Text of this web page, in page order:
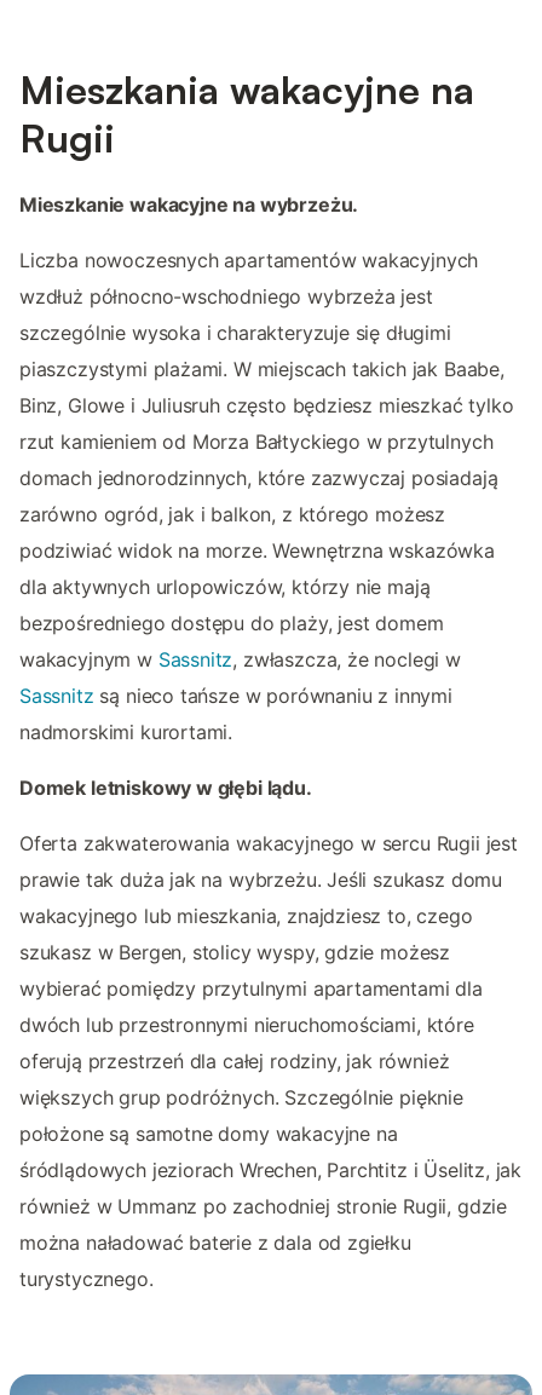
Mieszkania wakacyjne na
Rugii
Mieszkanie wakacyjne na wybrzeżu.
Liczba nowoczesnych apartamentów wakacyjnych
wzdłuż północno-wschodniego wybrzeża jest
szczególnie wysoka i charakteryzuje się długimi
piaszczystymi plażami. W miejscach takich jak Baabe,
Binz, Glowe i Juliusruh często będziesz mieszkać tylko
rzut kamieniem od Morza Bałtyckiego w przytulnych
domach jednorodzinnych, które zazwyczaj posiadają
zarówno ogród, jak i balkon, z którego możesz
podziwiać widok na morze. Wewnętrzna wskazówka
dla aktywnych urlopowiczów, którzy nie mają
bezpośredniego dostępu do plaży, jest domem
wakacyjnym w Sassnitz, zwłaszcza, że noclegi w
Sassnitz są nieco tańsze w porównaniu z innymi
nadmorskimi kurortami.
Domek letniskowy w głębi lądu.
Oferta zakwaterowania wakacyjnego w sercu Rugii jest
prawie tak duża jak na wybrzeżu. Jeśli szukasz domu
wakacyjnego lub mieszkania, znajdziesz to, czego
szukasz w Bergen, stolicy wyspy, gdzie możesz
wybierać pomiędzy przytulnymi apartamentami dla
dwóch lub przestronnymi nieruchomościami, które
oferują przestrzeń dla całej rodziny, jak również
większych grup podróżnych. Szczególnie pięknie
położone są samotne domy wakacyjne na
śródlądowych jeziorach Wrechen, Parchtitz i Üselitz, jak
również w Ummanz po zachodniej stronie Rugii, gdzie
można naładować baterie z dala od zgiełku
turystycznego.